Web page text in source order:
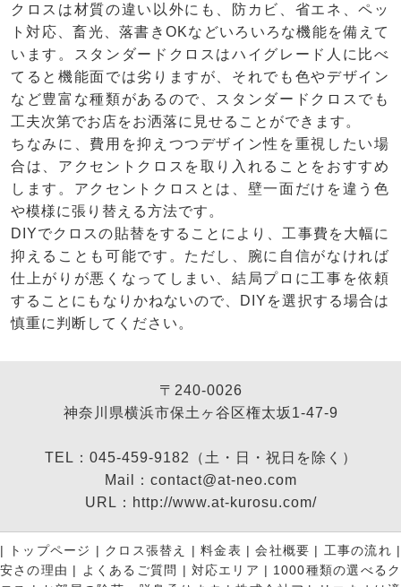
クロスは材質の違い以外にも、防カビ、省エネ、ペッ
ト対応、畜光、落書きOKなどいろいろな機能を備えて
います。スタンダードクロスはハイグレード人に比べ
てると機能面では劣りますが、それでも色やデザイン
など豊富な種類があるので、スタンダードクロスでも
工夫次第でお店をお洒落に見せることができます。
ちなみに、費用を抑えつつデザイン性を重視したい場
合は、アクセントクロスを取り入れることをおすすめ
します。アクセントクロスとは、壁一面だけを違う色
や模様に張り替える方法です。
DIYでクロスの貼替をすることにより、工事費を大幅に
抑えることも可能です。ただし、腕に自信がなければ
仕上がりが悪くなってしまい、結局プロに工事を依頼
することにもなりかねないので、DIYを選択する場合は
慎重に判断してください。
〒240-0026
神奈川県横浜市保土ヶ谷区権太坂1-47-9
TEL：045-459-9182（土・日・祝日を除く）
Mail：contact@at-neo.com
URL：http://www.at-kurosu.com/
| トップページ | クロス張替え |料金表 |会社概要 | 工事の流れ |
安さの理由 | よくあるご質問 | 対応エリア | 1000種類の選べるク